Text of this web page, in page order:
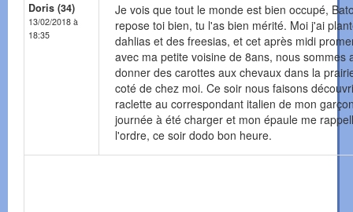
Doris (34)
13/02/2018 à
18:35
Je vois que tout le monde est bien occupé,
repose toi bien, tu l'as bien mérité. Moi j'ai
dahlias et des freesias, et cet après midi
avec ma petite voisine de 8ans, nous sommes
donner des carottes aux chevaux dans la
coté de chez moi. Ce soir nous faisons
raclette au correspondant italien de mon
journée à été charger et mon épaule me
l'ordre, ce soir dodo bon heure.